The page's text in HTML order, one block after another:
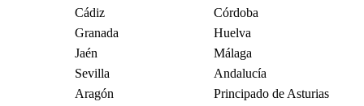
Cádiz
Córdoba
Granada
Huelva
Jaén
Málaga
Sevilla
Andalucía
Aragón
Principado de Asturias